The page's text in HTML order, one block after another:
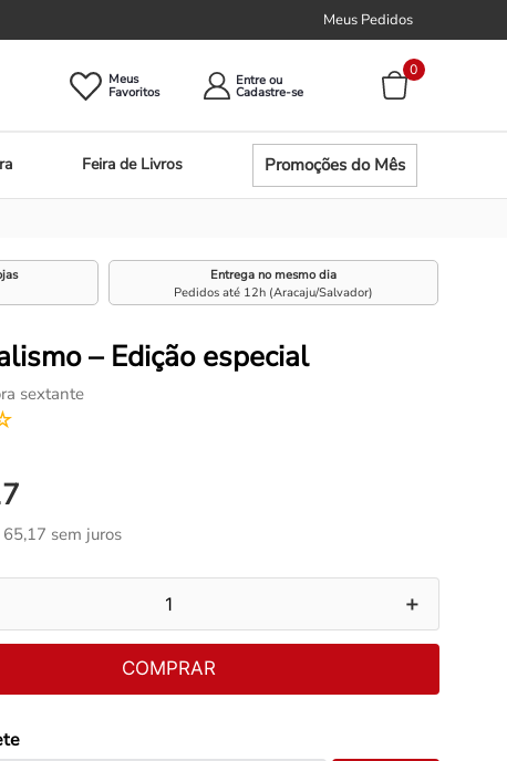
Meus Pedidos
Meus Entre ou
0
Feira de Livros Promoções do Mês
Entrega no mesmo dia
Pedidos até 12h (Aracaju/Salvador)
– Edição especial
sextante
65,17 sem juros
＋
COMPRAR